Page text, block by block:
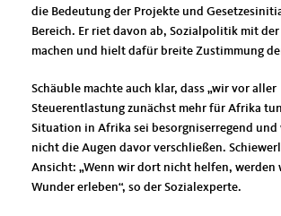
die Bedeutung der Projekte und
Bereich. Er riet davon ab, Sozialpolitik mit
machen und hielt dafür breite Zustimmung
Schäuble machte auch klar, dass „wir vor aller
Steuerentlastung zunächst mehr für Afrika
Situation in Afrika sei besorgniserregend
nicht die Augen davor verschließen.
Ansicht: „Wenn wir dort nicht helfen, werden
Wunder erleben“, so der Sozialexperte.